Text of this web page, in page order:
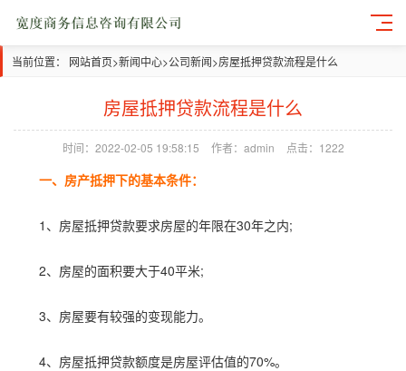
当前位置： 网站首页>新闻中心>公司新闻>房屋抵押贷款流程是什么
房屋抵押贷款流程是什么
时间：2022-02-05 19:58:15 作者：admin 点击：1222
一、房产抵押下的基本条件：
1、房屋抵押贷款要求房屋的年限在30年之内;
2、房屋的面积要大于40平米;
3、房屋要有较强的变现能力。
4、房屋抵押贷款额度是房屋评估值的70%。